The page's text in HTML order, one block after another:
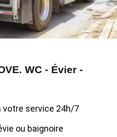
WC - Évier -
votre service 24h/7
ou baignoire